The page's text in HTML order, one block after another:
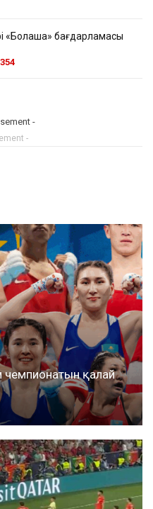
«Болашақ» бағдарламасы
-
чемпионатын қалай